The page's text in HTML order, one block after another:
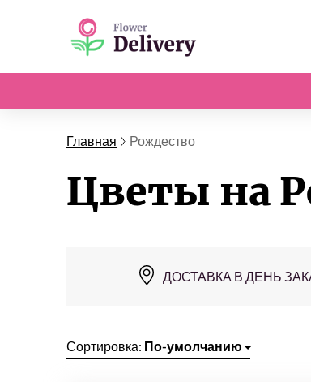
Главная Рождество
Цветы на
ДОСТАВКА В ДЕНЬ
Сортировка: По-умолчанию